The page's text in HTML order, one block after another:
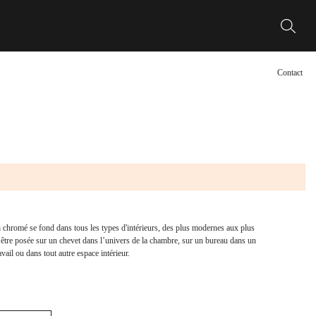
Contact
chromé se fond dans tous les types d'intérieurs, des plus modernes aux plus
posée sur un chevet dans l’univers de la chambre, sur un bureau dans un
ou dans tout autre espace intérieur.